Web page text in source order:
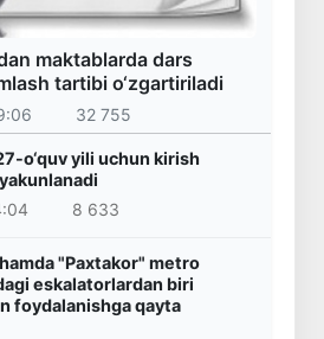
maktablarda dars
tartibi o‘zgartiriladi
32 755
o‘quv yili uchun kirish
8 633
"Paxtakor" metro
eskalatorlardan biri
foydalanishga qayta